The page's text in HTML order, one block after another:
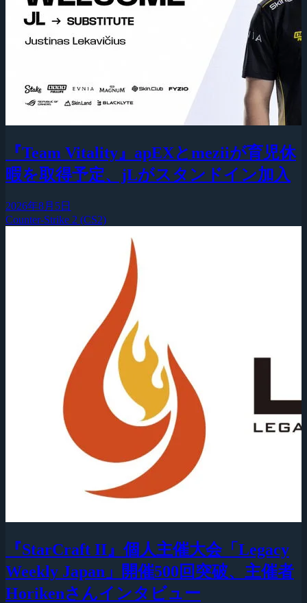
『Team Vitality』apEXとmeziiが育児休
暇を取得予定、jLがスタンドイン加入
2026年8月5日
Counter-Strike 2 (CS2)
『StarCraft II』個人主催大会「Legacy
Weekly Japan」開催500回突破、主催者
Horikenさんインタビュー